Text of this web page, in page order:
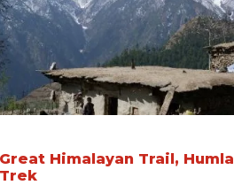
Great Himalayan Trail, Humla
Trek